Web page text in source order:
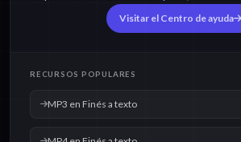
Visitar el Centro de ayuda
RECURSOS POPULARES
MP3 en Finés a texto